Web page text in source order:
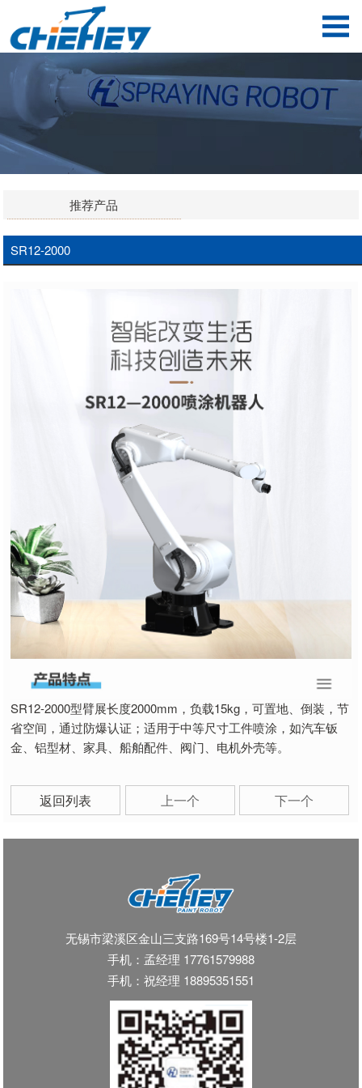
推荐产品
SR12-2000
SR12-2000型臂展长度2000mm，负载15kg，可置地、倒装，节
省空间，通过防爆认证；适用于中等尺寸工件喷涂，如汽车钣
金、铝型材、家具、船舶配件、阀门、电机外壳等。
返回列表 上一个 下一个
无锡市梁溪区金山三支路169号14号楼1-2层
手机：孟经理 17761579988
手机：祝经理 18895351551